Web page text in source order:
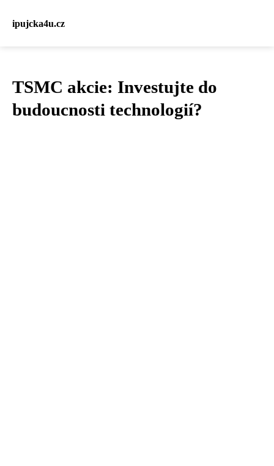
ipujcka4u.cz
TSMC akcie: Investujte do
budoucnosti technologií?